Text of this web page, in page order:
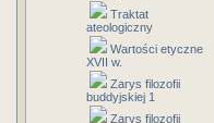
Traktat
ateologiczny
Wartości etyczne
XVII w.
Zarys filozofii
buddyjskiej 1
Zarys filozofii